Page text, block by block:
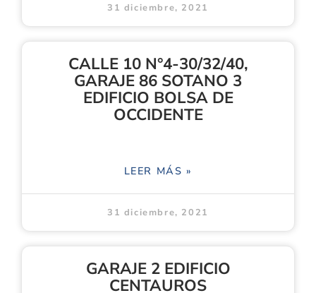
31 diciembre, 2021
CALLE 10 N°4-30/32/40,
GARAJE 86 SOTANO 3
EDIFICIO BOLSA DE
OCCIDENTE
LEER MÁS »
31 diciembre, 2021
GARAJE 2 EDIFICIO
CENTAUROS